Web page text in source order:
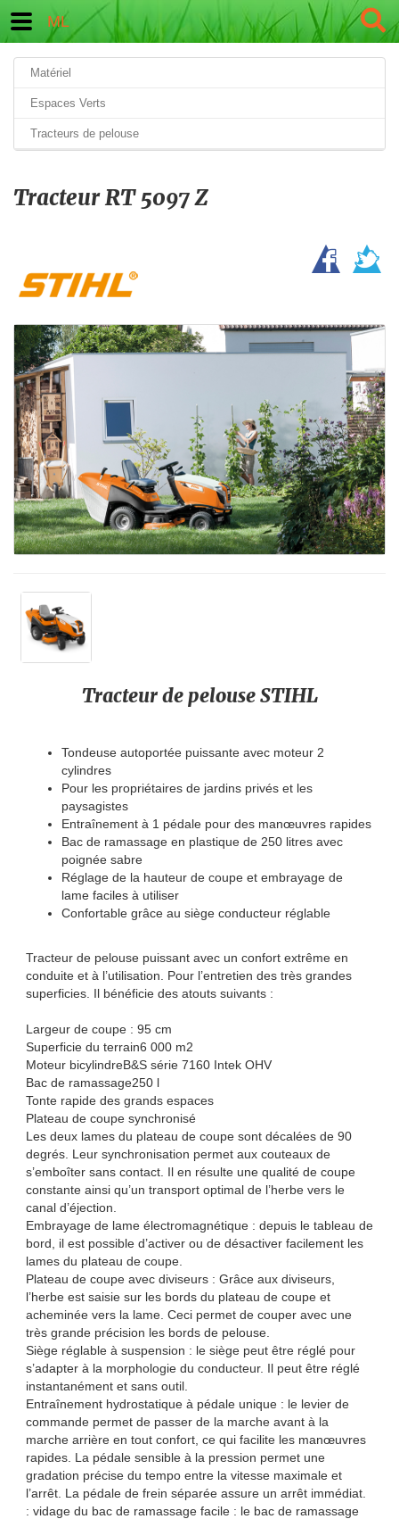
ML
Matériel
Espaces Verts
Tracteurs de pelouse
Tracteur RT 5097 Z
Tracteur de pelouse STIHL
Tondeuse autoportée puissante avec moteur 2
cylindres
Pour les propriétaires de jardins privés et les
paysagistes
Entraînement à 1 pédale pour des manœuvres rapides
Bac de ramassage en plastique de 250 litres avec
poignée sabre
Réglage de la hauteur de coupe et embrayage de
lame faciles à utiliser
Confortable grâce au siège conducteur réglable
Tracteur de pelouse puissant avec un confort extrême en
conduite et à l’utilisation. Pour l’entretien des très grandes
superficies. Il bénéficie des atouts suivants :
Largeur de coupe : 95 cm
Superficie du terrain6 000 m2
Moteur bicylindreB&S série 7160 Intek OHV
Bac de ramassage250 l
Tonte rapide des grands espaces
Plateau de coupe synchronisé
Les deux lames du plateau de coupe sont décalées de 90
degrés. Leur synchronisation permet aux couteaux de
s’emboîter sans contact. Il en résulte une qualité de coupe
constante ainsi qu’un transport optimal de l’herbe vers le
canal d’éjection.
Embrayage de lame électromagnétique : depuis le tableau de
bord, il est possible d’activer ou de désactiver facilement les
lames du plateau de coupe.
Plateau de coupe avec diviseurs : Grâce aux diviseurs,
l’herbe est saisie sur les bords du plateau de coupe et
acheminée vers la lame. Ceci permet de couper avec une
très grande précision les bords de pelouse.
Siège réglable à suspension : le siège peut être réglé pour
s’adapter à la morphologie du conducteur. Il peut être réglé
instantanément et sans outil.
Entraînement hydrostatique à pédale unique : le levier de
commande permet de passer de la marche avant à la
marche arrière en tout confort, ce qui facilite les manœuvres
rapides. La pédale sensible à la pression permet une
gradation précise du tempo entre la vitesse maximale et
l’arrêt. La pédale de frein séparée assure un arrêt immédiat.
: vidage du bac de ramassage facile : le bac de ramassage